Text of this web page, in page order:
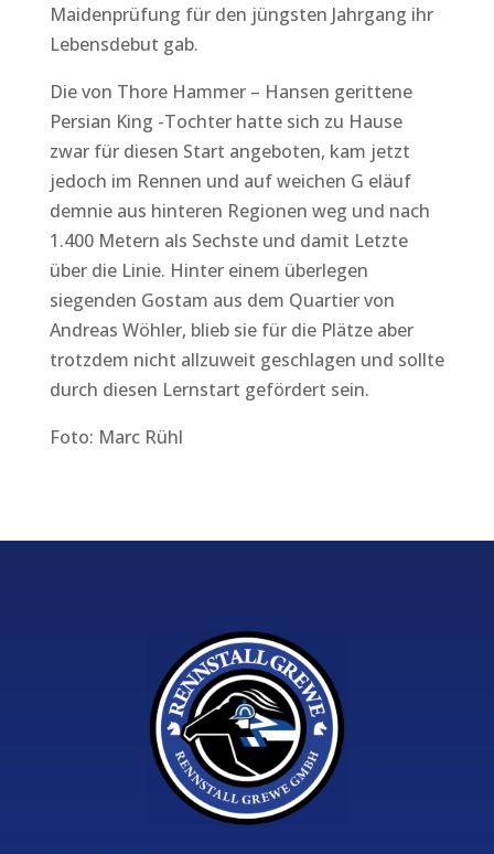
Maidenprüfung für den jüngsten Jahrgang ihr
Lebensdebut gab.
Die von Thore Hammer – Hansen gerittene
Persian King -Tochter hatte sich zu Hause
zwar für diesen Start angeboten, kam jetzt
jedoch im Rennen und auf weichen G eläuf
demnie aus hinteren Regionen weg und nach
1.400 Metern als Sechste und damit Letzte
über die Linie. Hinter einem überlegen
siegenden Gostam aus dem Quartier von
Andreas Wöhler, blieb sie für die Plätze aber
trotzdem nicht allzuweit geschlagen und sollte
durch diesen Lernstart gefördert sein.
Foto: Marc Rühl